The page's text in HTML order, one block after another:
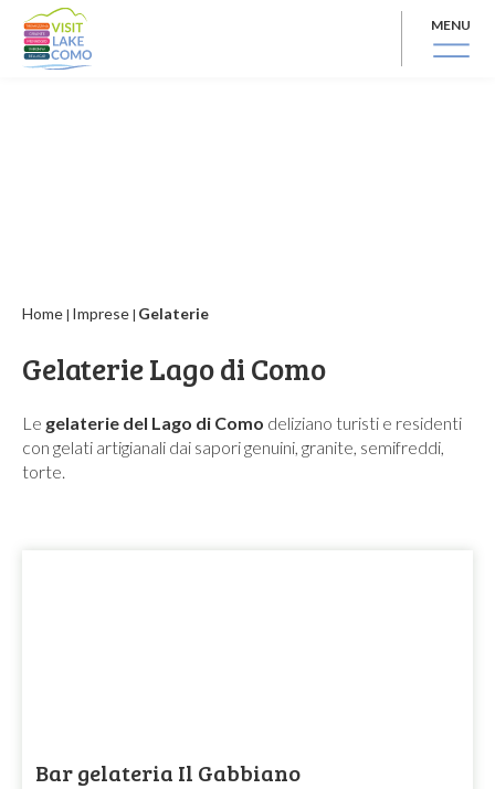
MENU
Home | Imprese | Gelaterie
Gelaterie Lago di Como
Le gelaterie del Lago di Como deliziano turisti e residenti
con gelati artigianali dai sapori genuini, granite, semifreddi,
torte.
Bar gelateria Il Gabbiano